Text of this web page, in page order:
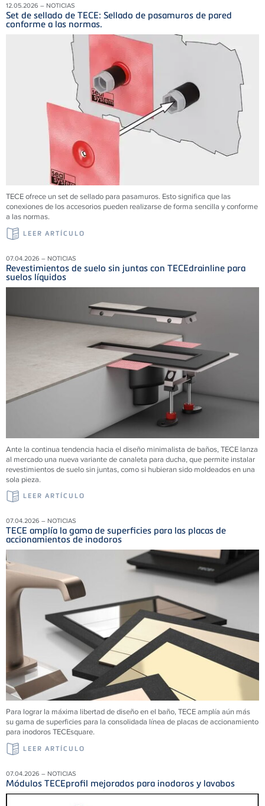
12.05.2026 – NOTICIAS
Set de sellado de TECE: Sellado de pasamuros de pared
conforme a las normas.
TECE ofrece un set de sellado para pasamuros. Esto significa que las
conexiones de los accesorios pueden realizarse de forma sencilla y conforme
a las normas.
LEER ARTÍCULO
07.04.2026 – NOTICIAS
Revestimientos de suelo sin juntas con TECEdrainline para
suelos líquidos
Ante la continua tendencia hacia el diseño minimalista de baños, TECE lanza
al mercado una nueva variante de canaleta para ducha, que permite instalar
revestimientos de suelo sin juntas, como si hubieran sido moldeados en una
sola pieza.
LEER ARTÍCULO
07.04.2026 – NOTICIAS
TECE amplía la gama de superficies para las placas de
accionamientos de inodoros
Para lograr la máxima libertad de diseño en el baño, TECE amplía aún más
su gama de superficies para la consolidada línea de placas de accionamiento
para inodoros TECEsquare.
LEER ARTÍCULO
07.04.2026 – NOTICIAS
Módulos TECEprofil mejorados para inodoros y lavabos